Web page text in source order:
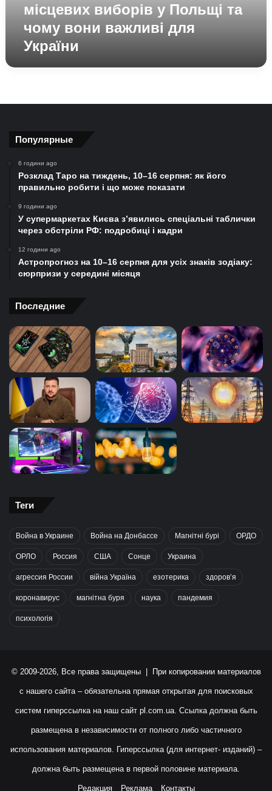
важливі
місцевих виборів у Польщі та
чому вони важливі для
України
Популярные
6 години ago
Розклад Таро на тиждень, 10–16 серпня: як його
правильно робити і що може показати
9 години ago
У супермаркетах Києва з’явились спеціальні таблички
через обстріли РФ: подробиці і кадри
12 години ago
Астропрогноз на 10–16 серпня для усіх знаків зодіаку:
сюрпризи у середині місяця
Последние
Теги
Война в Украине Война на Донбассе Магнітні бурі ОРДО
ОРЛО Россия США Сонце Украина
агрессия России війна Україна езотерика здоров’я
коронавирус магнітна буря наука пандемия
психологія
© 2009-2026, Все права защищены | При копировании материалов
с нашего сайта – обязательна прямая открытая для поисковых
систем гиперссылка на наш сайт pl.com.ua. Ссылка должна быть
размещена в независимости от полного либо частичного
использования материалов. Гиперссылка (для интернет- изданий) –
должна быть размещена в первой половине материала.
Редакция Реклама Контакты